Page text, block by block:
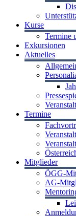
Kurse
Termine
Exkursionen
Aktuelles
Termine
Mitglieder
ÖGG-
AG-